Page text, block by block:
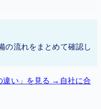
の流れをまとめて確認し
違い」を見る → 自社に合